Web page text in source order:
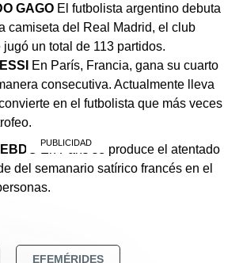
GAGO El futbolista argentino debuta
camiseta del Real Madrid, el club
un total de 113 partidos.
En París, Francia, gana su cuarto
consecutiva. Actualmente lleva
en el futbolista que más veces
En París se produce el atentado
del semanario satírico francés en el
EFEMÉRIDES